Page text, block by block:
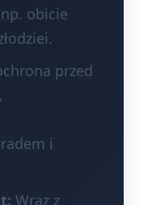
obicie
przed
i
Wraz z